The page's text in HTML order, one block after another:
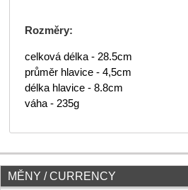
Rozměry:
celková délka - 28.5cm
průměr hlavice - 4,5cm
délka hlavice - 8.8cm
váha - 235g
MĚNY / CURRENCY